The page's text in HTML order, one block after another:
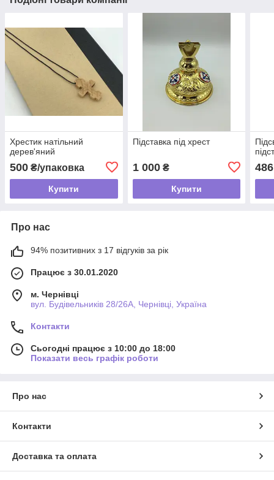
Хрестик натільний
дерев'яний
500 ₴/упаковка
Купити
Підставка під хрест
1 000₴
Купити
486
Про нас
94% позитивних з 17 відгуків за рік
Працює з 30.01.2020
м. Чернівці
вул. Будівельників 28/26А, Чернівці, Україна
Контакти
Сьогодні працює з 10:00 до 18:00
Показати весь графік роботи
Про нас
Контакти
Доставка та оплата